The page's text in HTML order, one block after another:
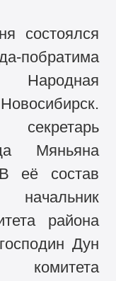
состоялся
побратима
Народная
секретарь
Мяньяна
её состав
района
Дун
комитета